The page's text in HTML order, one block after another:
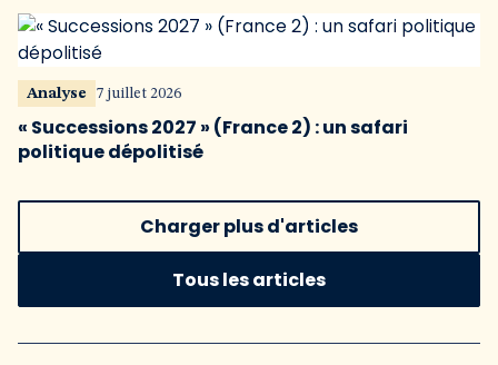
Analyse 7 juillet 2026
« Successions 2027 » (France 2) : un safari
politique dépolitisé
Charger plus d'articles
Tous les articles